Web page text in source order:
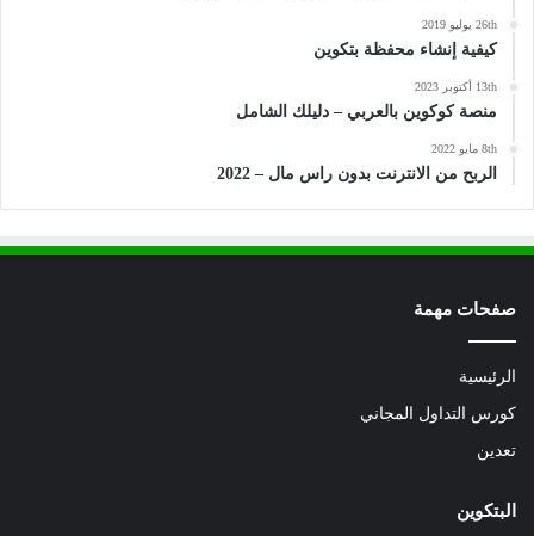
26th يوليو 2019
كيفية إنشاء محفظة بتكوين
13th أكتوبر 2023
منصة كوكوين بالعربي – دليلك الشامل
8th مايو 2022
الربح من الانترنت بدون راس مال – 2022
صفحات مهمة
الرئيسية
كورس التداول المجاني
تعدين
البتكوين